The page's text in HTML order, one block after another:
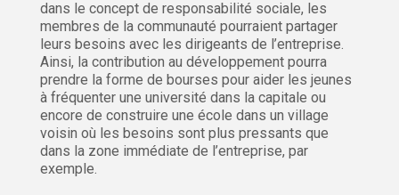
dans le concept de responsabilité sociale, les
membres de la communauté pourraient partager
leurs besoins avec les dirigeants de l’entreprise.
Ainsi, la contribution au développement pourra
prendre la forme de bourses pour aider les jeunes
à fréquenter une université dans la capitale ou
encore de construire une école dans un village
voisin où les besoins sont plus pressants que
dans la zone immédiate de l’entreprise, par
exemple.